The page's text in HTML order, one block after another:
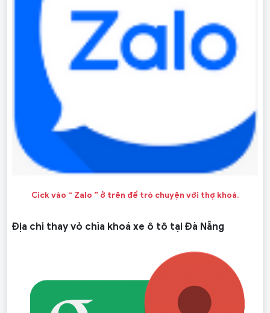
Cick vào “ Zalo ” ở trên để trò chuyện với thợ khoá.
Địa chỉ thay vỏ chìa khoá xe ô tô tại Đà Nẵng